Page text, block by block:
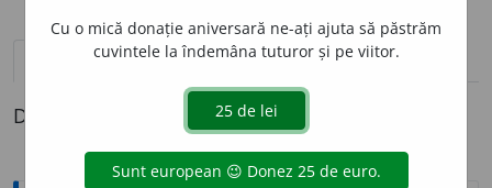
definiții (1) pronunțievolume_up (50)
Definiția cu ID-ul 1024129:
Cu o mică donație aniversară ne-ați ajuta să păstrăm
cuvintele la îndemâna tuturor și pe viitor.